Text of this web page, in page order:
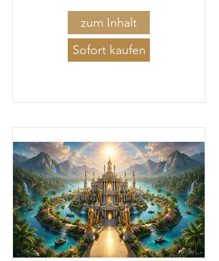
zum Inhalt
Sofort kaufen